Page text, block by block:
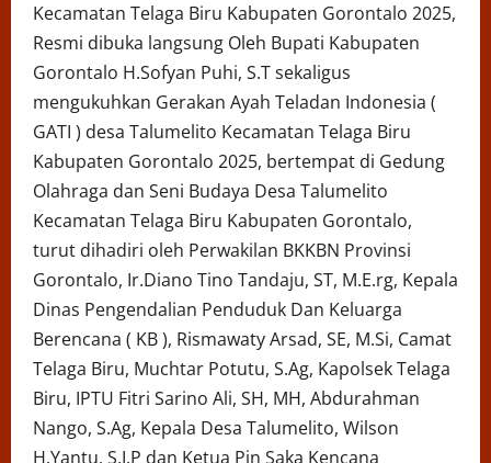
Kecamatan Telaga Biru Kabupaten Gorontalo 2025,
Resmi dibuka langsung Oleh Bupati Kabupaten
Gorontalo H.Sofyan Puhi, S.T sekaligus
mengukuhkan Gerakan Ayah Teladan Indonesia (
GATI ) desa Talumelito Kecamatan Telaga Biru
Kabupaten Gorontalo 2025, bertempat di Gedung
Olahraga dan Seni Budaya Desa Talumelito
Kecamatan Telaga Biru Kabupaten Gorontalo,
turut dihadiri oleh Perwakilan BKKBN Provinsi
Gorontalo, Ir.Diano Tino Tandaju, ST, M.E.rg, Kepala
Dinas Pengendalian Penduduk Dan Keluarga
Berencana ( KB ), Rismawaty Arsad, SE, M.Si, Camat
Telaga Biru, Muchtar Potutu, S.Ag, Kapolsek Telaga
Biru, IPTU Fitri Sarino Ali, SH, MH, Abdurahman
Nango, S.Ag, Kepala Desa Talumelito, Wilson
H.Yantu, S.I.P dan Ketua Pin Saka Kencana